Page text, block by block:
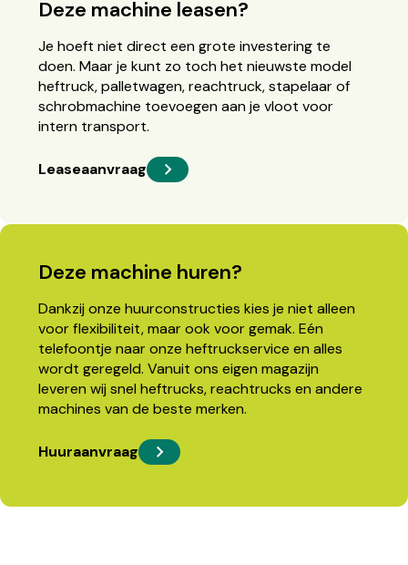
Deze machine leasen?
Je hoeft niet direct een grote investering te
doen. Maar je kunt zo toch het nieuwste model
heftruck, palletwagen, reachtruck, stapelaar of
schrobmachine toevoegen aan je vloot voor
intern transport.
Leaseaanvraag
Deze machine huren?
Dankzij onze huurconstructies kies je niet alleen
voor flexibiliteit, maar ook voor gemak. Eén
telefoontje naar onze heftruckservice en alles
wordt geregeld. Vanuit ons eigen magazijn
leveren wij snel heftrucks, reachtrucks en andere
machines van de beste merken.
Huuraanvraag